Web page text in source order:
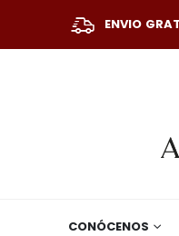
ENVIO
CONÓCENOS